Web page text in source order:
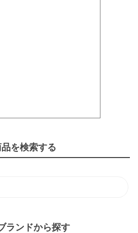
を検索する
ランドから探す